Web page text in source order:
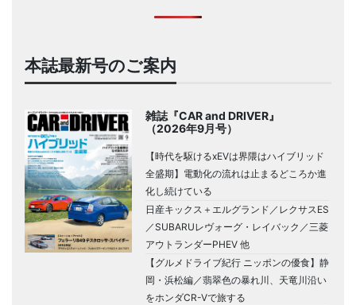
本誌最新号のご案内
雑誌『CAR and DRIVER』
（2026年9月号）
【時代を駆けるxEVは界隈はハイブリッド
全盛期】電動化の流れは止まるどころか進
化し続けている
日産キックス＋エルグランド／レクサスES
／SUBARUレヴォーグ・レイバック／三菱
アウトランダーPHEV 他
【グルメドライブ紀行 ニッポンの優食】静
岡・浜松編／翡翠色の暴れ川、天竜川沿い
をホンダCR-Vで旅する